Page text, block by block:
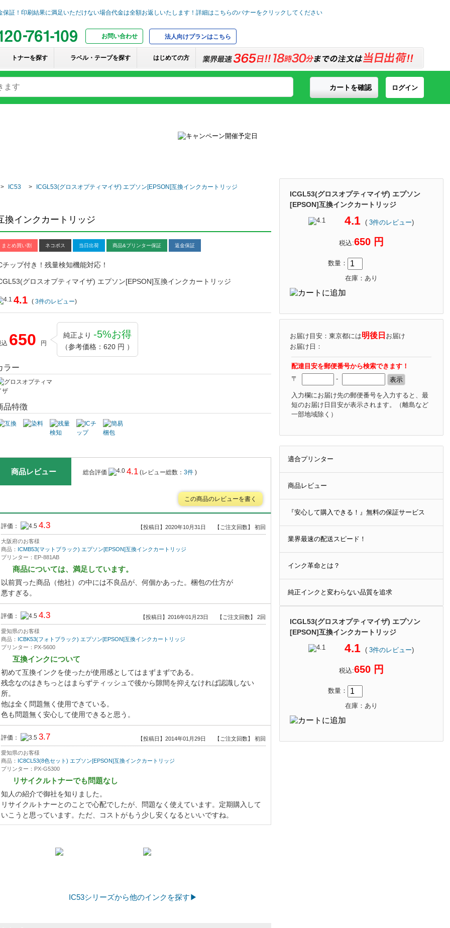
お問い合わせ 法人向けプランはこちら
トナーを探す ラベル・テープを探す はじめての方
ログイン
カートを確認
IC53 ICGL53(グロスオプティマイザ) エプソン[EPSON]互換インクカートリッジ
ICGL53(グロスオプティマイザ) エプソン
[EPSON]互換インクカートリッジ
4.1 ( 3件のレビュー)
税込:650 円
数量：
在庫：あり
お届け目安：東京都には明後日 お届け
お届け日：
配達目安を郵便番号から検索できます！
〒
-
入力欄にお届け先の郵便番号を入力すると、最
短のお届け日目安が表示されます。
（離島など
一部地域除く）
適合プリンター
商品レビュー
『安心して購入できる！』無料の保証サービス
業界最速の配送スピード！
インク革命とは？
純正インクと変わらない品質を追求
ICGL53(グロスオプティマイザ) エプソン
[EPSON]互換インクカートリッジ
4.1 ( 3件のレビュー)
税込:650 円
数量：
在庫：あり
換インクカートリッジ
まとめ買い割 ネコポス 当日出荷 商品&プリンター保証 返金保証
チップ付き！残量検知機能対応！
グロスオプティマイザ) エプソン[EPSON]互換インクカートリッジ
4.1 ( 3件のレビュー)
込 650 円
純正より -5%お得
（参考価格：620 円 ）
ラー
品特徴
商品レビュー 総合評価 4.1 (レビュー総数： 3件 )
この商品のレビューを書く
評価： 4.3 【ご注文回数】 初回
【投稿日】2020年10月31日
大阪府のお客様
商品： ICMB53(マットブラック) エプソン[EPSON]互換インクカートリッジ
プリンター：EP-881AB
商品については、満足しています。
以前買った商品（他社）の中には不良品が、何個かあった。梱包の仕方が
悪すぎる。
評価： 4.3 【ご注文回数】 2回
【投稿日】2016年01月23日
愛知県のお客様
商品： ICBK53(フォトブラック) エプソン[EPSON]互換インクカートリッジ
プリンター：PX-5600
互換インクについて
初めて互換インクを使ったが使用感としてはまずまずである。
残念なのはきちっとはまらずティッシュで後から隙間を抑えなければ認識しない
所。
他は全く問題無く使用できている。
色も問題無く安心して使用できると思う。
評価： 3.7 【ご注文回数】 初回
【投稿日】2014年01月29日
愛知県のお客様
商品： IC8CL53(8色セット) エプソン[EPSON]互換インクカートリッジ
プリンター：PX-G5300
リサイクルトナーでも問題なし
知人の紹介で御社を知りました。
リサイクルトナーとのことで心配でしたが、問題なく使えています。定期購入して
いこうと思っています。ただ、コストがもう少し安くなるといいですね。
IC53シリーズから他のインクを探す▶